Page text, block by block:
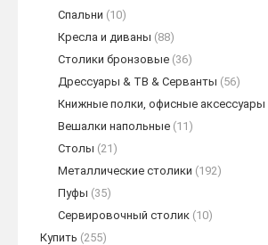
Спальни (10)
Кресла и диваны (88)
Столики бронзовые (36)
Дрессуары & ТВ & Серванты (56)
Книжные полки, офисные аксессуары
Вешалки напольные (11)
Столы (21)
Металлические столики (192)
Пуфы (35)
Сервировочный столик (10)
Купить (255)